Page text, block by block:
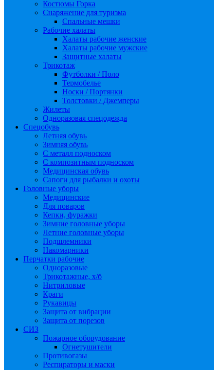
Костюмы Горка
Снаряжение для туризма
Спальные мешки
Рабочие халаты
Халаты рабочие женские
Халаты рабочие мужские
Защитные халаты
Трикотаж
Футболки / Поло
Термобелье
Носки / Портянки
Толстовки / Джемперы
Жилеты
Одноразовая спецодежда
Спецобувь
Летняя обувь
Зимняя обувь
С металл подноском
С композитным подноском
Медицинская обувь
Сапоги для рыбалки и охоты
Головные уборы
Медицинские
Для поваров
Кепки, фуражки
Зимние головные уборы
Летние головные уборы
Подшлемники
Накомарники
Перчатки рабочие
Одноразовые
Трикотажные, х/б
Нитриловые
Краги
Рукавицы
Защита от вибрации
Защита от порезов
СИЗ
Пожарное оборудование
Огнетушители
Противогазы
Респираторы и маски